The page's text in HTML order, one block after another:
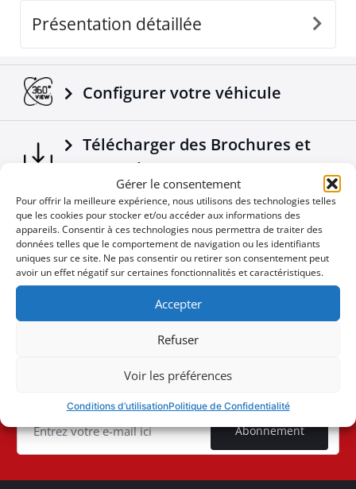
Gérer le consentement
Pour offrir la meilleure expérience, nous utilisons des technologies telles
que les cookies pour stocker et/ou accéder aux informations des
appareils. Consentir à ces technologies nous permettra de traiter des
données telles que le comportement de navigation ou les identifiants
uniques sur ce site. Ne pas consentir ou retirer son consentement peut
avoir un effet négatif sur certaines fonctionnalités et caractéristiques.
Accepter
Refuser
Voir les préférences
Conditions d’utilisationPolitique de Confidentialité
Présentation détaillée
Configurer votre véhicule
Télécharger des Brochures et
Manuels
Nouvelles de l'Entreprise
Offres spéciales
occasion
Abonnement